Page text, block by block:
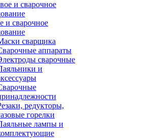
и сварочное
сварщика
аппараты
сварочные
и
редукторы,
горелки
лампы и